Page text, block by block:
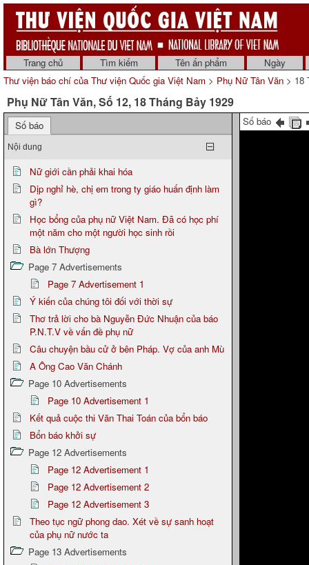
Trang chủ Tìm kiếm Tên ấn phẩm
Ngày
Thư viện báo chí của Thư viện Quốc gia Việt Nam > Phụ Nữ Tân Văn > 18
Phụ Nữ Tân Văn, Số 12, 18 Tháng Bảy 1929
Số báo
Nội dung
Nữ giới cần phải khai hóa
Dịp nghỉ hè, chị em trong ty giáo huấn định làm
gì?
Học bổng của phụ nữ Việt Nam. Đã có học phí
một năm cho một người học sinh rồi
Bà lớn Thượng
Page 7 Advertisements
Page 7 Advertisement 1
Ý kiến của chúng tôi đối với thời sự
Thơ trả lời cho bà Nguyễn Đức Nhuận của báo
P.N.T.V về vấn đề phụ nữ
Câu chuyện bầu cử ở bên Pháp. Vợ của anh Mù
A Ông Cao Văn Chánh
Page 10 Advertisements
Page 10 Advertisement 1
Kết quả cuộc thi Văn Thai Toán của bổn báo
Bổn báo khởi sự
Page 12 Advertisements
Page 12 Advertisement 1
Page 12 Advertisement 2
Page 12 Advertisement 3
Theo tục ngữ phong dao. Xét về sự sanh hoạt
của phụ nữ nước ta
Page 13 Advertisements
Số báo